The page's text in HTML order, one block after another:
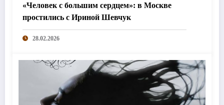
«Человек с большим сердцем»: в Москве
простились с Ириной Шевчук
28.02.2026